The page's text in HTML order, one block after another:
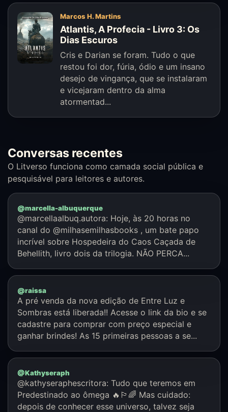
Marcos H. Martins
Atlantis, A Profecia - Livro 3: Os
Dias Escuros
Cris e Darian se foram. Tudo o que
restou foi dor, fúria, ódio e um insano
desejo de vingança, que se instalaram
e vicejaram dentro da alma
atormentad...
Conversas recentes
O Litverso funciona como camada social pública e
pesquisável para leitores e autores.
@marcella-albuquerque
@marcellaalbuq.autora: Hoje, às 20 horas no
canal do @milhasemilhasbooks , um bate papo
incrível sobre Hospedeira do Caos Caçada de
Behellith, livro dois da trilogia. NÃO PERCA...
@raissa
A pré venda da nova edição de Entre Luz e
Sombras está liberada!! Acesse o link da bio e se
cadastre para comprar com preço especial e
ganhar brindes! As 15 primeiras pessoas a se...
@Kathyseraph
@kathyseraphescritora: Tudo que teremos em
Predestinado ao ômega 🔥🏳️‍🌈 Mas cuidado:
depois de conhecer esse universo, talvez seja